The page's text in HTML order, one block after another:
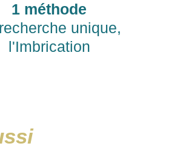
1 méthode
unique,
l'Imbrication